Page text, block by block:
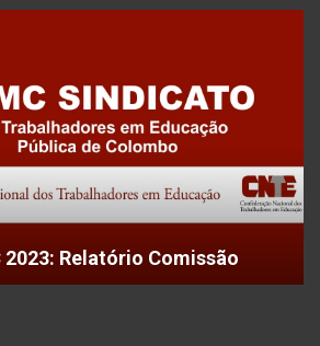
2023: Relatório Comissão